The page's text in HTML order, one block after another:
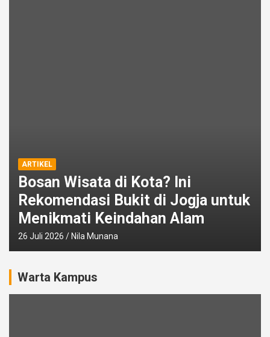
ARTIKEL
Bosan Wisata di Kota? Ini
Rekomendasi Bukit di Jogja untuk
Menikmati Keindahan Alam
26 Juli 2026 Nila Munana
Warta Kampus